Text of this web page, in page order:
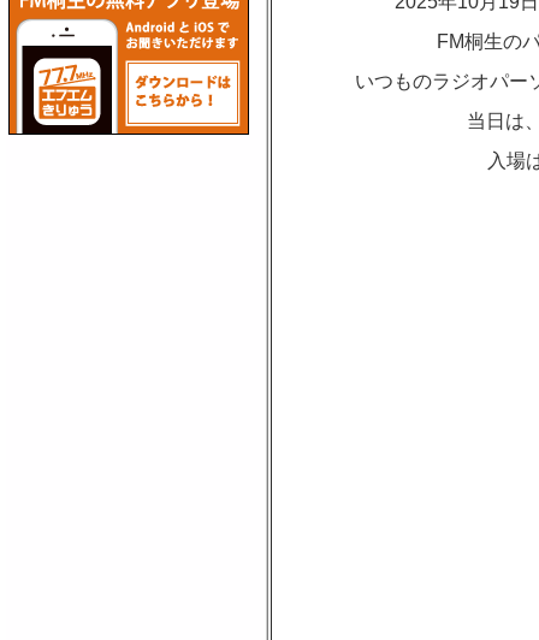
FM桐生の
いつものラジオパー
当日は
入場